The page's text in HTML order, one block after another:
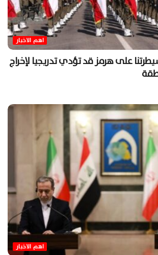
اهم الاخبار
على هرمز قد تؤدي تدريجيا لإخراج
اهم الاخبار